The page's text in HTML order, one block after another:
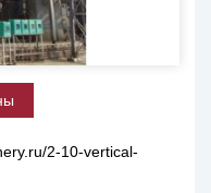
2-10-vertical-